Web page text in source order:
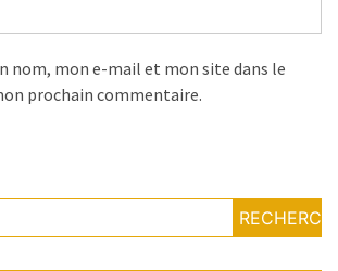
nom, mon e-mail et mon site dans le
prochain commentaire.